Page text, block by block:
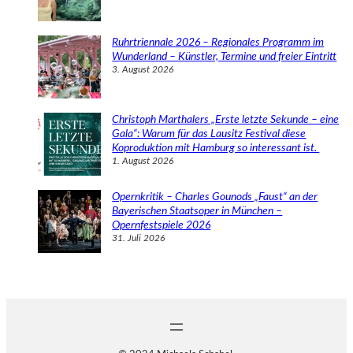
Ruhrtriennale 2026 – Regionales Programm im
Wunderland – Künstler, Termine und freier Eintritt
3. August 2026
Christoph Marthalers „Erste letzte Sekunde – eine
Gala“: Warum für das Lausitz Festival diese
Koproduktion mit Hamburg so interessant ist.
1. August 2026
Opernkritik – Charles Gounods „Faust“ an der
Bayerischen Staatsoper in München –
Opernfestspiele 2026
31. Juli 2026